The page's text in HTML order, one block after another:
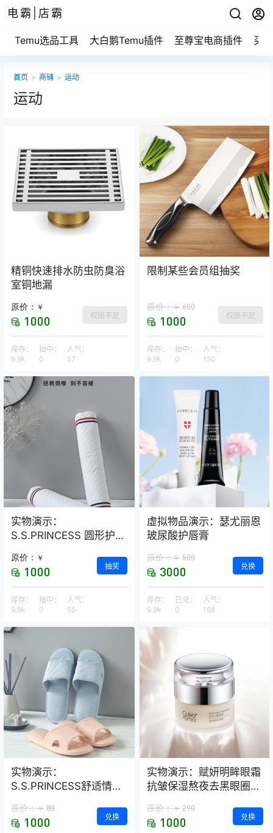
电霸|店霸
Temu选品工具 大白鹅Temu插件 至尊宝电商插件 买
首页 > 商铺 > 运动
运动
精铜快速排水防虫防臭浴
室铜地漏
原价： ￥
1000 权限不足
库存：
9.9k
抽中：
0
人气：
57
限制某些会员组抽奖
原价：￥ 600
1000 权限不足
库存：
9.9k
抽中：
0
人气：
150
实物演示：
S.S.PRINCESS 圆形护颈
原价： ￥
1000 抽奖
库存：
9.9k
抽中：
0
人气：
55
虚拟物品演示：瑟尤丽恩
玻尿酸护唇膏
原价：￥ 500
3000 兑换
库存：
9.9k
已兑：
0
人气：
168
实物演示：
S.S.PRINCESS舒适情侣
原价：￥ 80
1000 兑换
实物演示：赋妍明眸眼霜
抗皱保湿熬夜去黑眼圈
原价：￥ 290
1000 兑换